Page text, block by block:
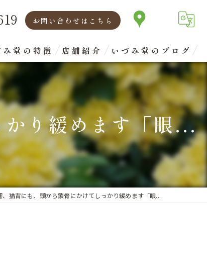
お問い合わせはこちら
み堂の特徴
り
疲労
店舗紹介
代表あいさつ
いづみ堂のブログ
かり緩めます「眼...
、猫背にも、頭から鎖骨にかけてしっかり緩めます「眼...